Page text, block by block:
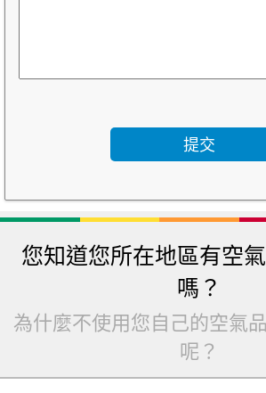
您知道您所在地區有空
嗎？
為什麼不使用您自己的空氣
呢？